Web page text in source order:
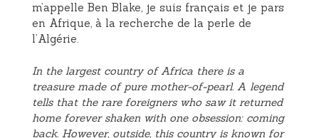
m’appelle Ben Blake, je suis français et je pars
en Afrique, à la recherche de la perle de
l’Algérie.
In the largest country of Africa there is a
treasure made of pure mother-of-pearl. A legend
tells that the rare foreigners who saw it returned
home forever shaken with one obsession: coming
back. However, outside, this country is known for